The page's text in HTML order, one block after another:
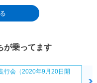
った。2014年にフルモデル
（125cc）同様に、外観は一
まで、連続的に変化する曲面
ートキーシステムの採用やア
られた。また、ABS仕様車も
が乗ってます
行会（2020年9月20日開